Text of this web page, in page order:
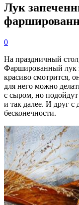
Лук
0
На праздничный
Фаршированный лук
красиво смотрится,
для него можно
с сыром, но
и так далее. И друг с
бесконечности.